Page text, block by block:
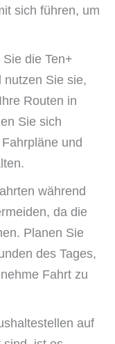
sich führen, um
die Ten+
nutzen Sie sie,
Routen in
Sie sich
und
während
da die
Planen Sie
des Tages,
Fahrt zu
auf